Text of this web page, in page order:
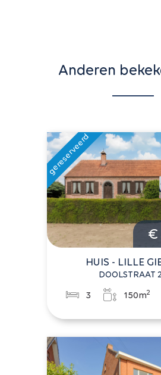
Anderen
€
HUIS - LILLE
DOOLSTRAAT
3 150m2